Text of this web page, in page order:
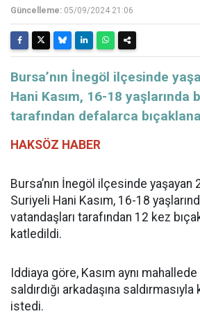
Güncelleme: 05/09/2024 21:06
Bursa’nın İnegöl ilçesinde
Hani Kasım, 16-18 yaşlarında
tarafından defalarca
HAKSÖZ HABER
Bursa’nın İnegöl ilçesinde yaşayan
Suriyeli Hani Kasım, 16-18
vatandaşları tarafından 12 kez
katledildi.
Iddiaya göre, Kasım aynı
saldırdığı arkadaşına saldırmasıyla
istedi.